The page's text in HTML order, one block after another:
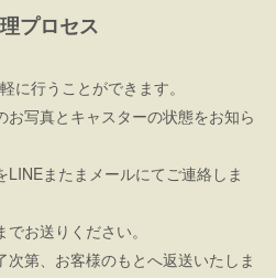
プロセス
に行うことができます。
写真とキャスターの状態をお知ら
またまメールにてご連絡しま
お送りください。
第、お客様のもとへ返送いたしま